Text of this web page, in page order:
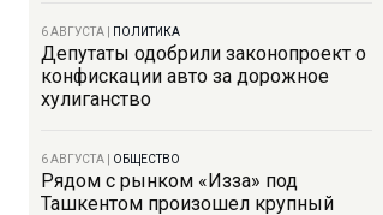
6 АВГУСТА ПОЛИТИКА
Депутаты одобрили законопроект о
конфискации авто за дорожное
хулиганство
6 АВГУСТА ОБЩЕСТВО
Рядом с рынком «Изза» под
Ташкентом произошел крупный